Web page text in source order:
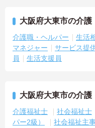
大阪府大東市の介
介護職・ヘルパー 生活
マネジャー
サービス提
員
生活支援員
大阪府大東市の介
介護福祉士 社会福祉士
パー2級）
社会福祉主